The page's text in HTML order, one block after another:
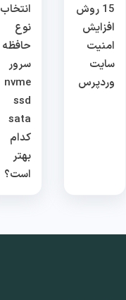
15 روش
افزایش
امنیت
سایت
وردپرس
انتخاب
نوع
حافظه
سرور
nvme
ssd
sata
کدام
بهتر
است؟